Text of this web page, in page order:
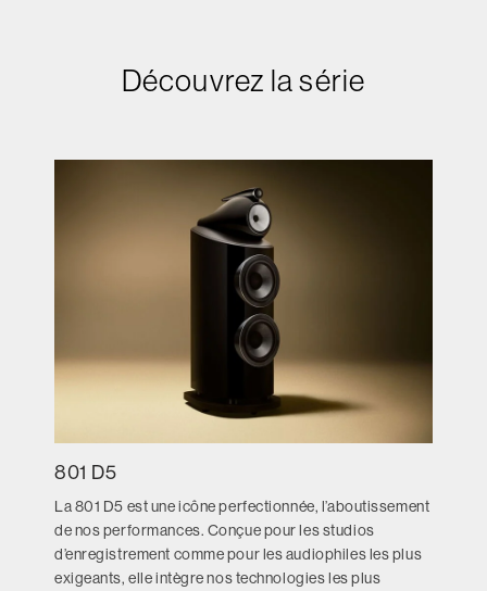
Découvrez la série
801 D5
La 801 D5 est une icône perfectionnée, l’aboutissement
de nos performances. Conçue pour les studios
d’enregistrement comme pour les audiophiles les plus
exigeants, elle intègre nos technologies les plus